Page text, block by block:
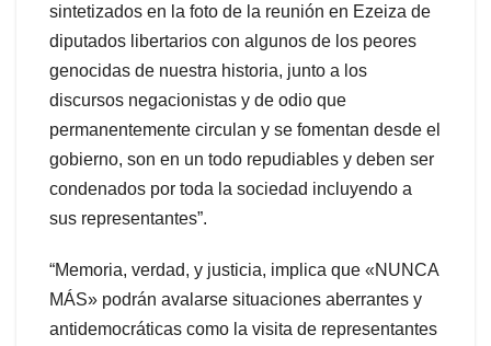
sintetizados en la foto de la reunión en Ezeiza de
diputados libertarios con algunos de los peores
genocidas de nuestra historia, junto a los
discursos negacionistas y de odio que
permanentemente circulan y se fomentan desde el
gobierno, son en un todo repudiables y deben ser
condenados por toda la sociedad incluyendo a
sus representantes”.
“Memoria, verdad, y justicia, implica que «NUNCA
MÁS» podrán avalarse situaciones aberrantes y
antidemocráticas como la visita de representantes